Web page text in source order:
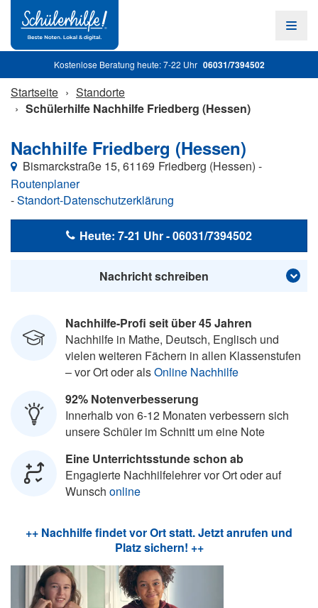
Hauptinhalt
Kostenlose Beratung heute: 7-22 Uhr 06031/7394502
Startseite
Standorte
Schülerhilfe Nachhilfe Friedberg (Hessen)
Nachhilfe Friedberg (Hessen)
Bismarckstraße 15, 61169 Friedberg (Hessen) -
Routenplaner
-Standort-Datenschutzerklärung
Heute: 7-21 Uhr - 06031/7394502
Nachricht schreiben
Nachhilfe-Profi seit über 45 Jahren
Nachhilfe in Mathe, Deutsch, Englisch und
vielen weiteren Fächern in allen Klassenstufen
– vor Ort oder alsOnline Nachhilfe
92% Notenverbesserung
Innerhalb von 6-12 Monaten verbessern sich
unsere Schüler im Schnitt um eine Note
Eine Unterrichtsstunde schon ab
Engagierte Nachhilfelehrer vor Ort oder auf
Wunsch online
++ Nachhilfe findet vor Ort statt. Jetzt anrufen und
Platz sichern! ++